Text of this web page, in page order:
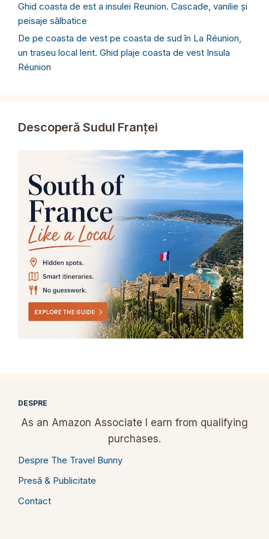
Ghid coasta de est a insulei Reunion. Cascade, vanilie și
peisaje sălbatice
De pe coasta de vest pe coasta de sud în La Réunion,
un traseu local lent. Ghid plaje coasta de vest Insula
Réunion
Descoperă Sudul Franței
DESPRE
As an Amazon Associate I earn from qualifying
purchases.
Despre The Travel Bunny
Presă & Publicitate
Contact